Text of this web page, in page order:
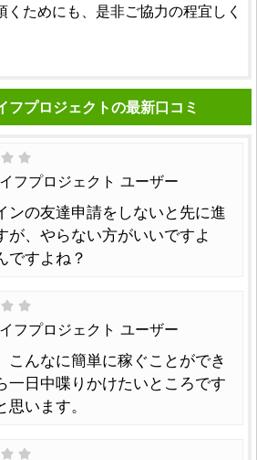
ためにも、是非ご協力の程宜しく
フプロジェクトの最新口コミ
フプロジェクト ユーザー
ンの友達申請をしないと先に進
が、やらない方がいいですよ
ですよね？
フプロジェクト ユーザー
こんなに簡単に稼ぐことができ
一日中喋りかけたいところです
います。